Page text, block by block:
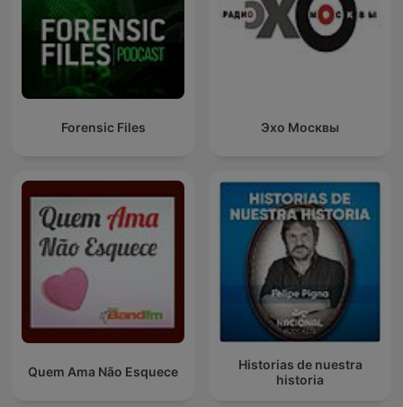
Forensic Files Эхо Москвы
Quem Ama Não Esquece
Historias de nuestra
historia